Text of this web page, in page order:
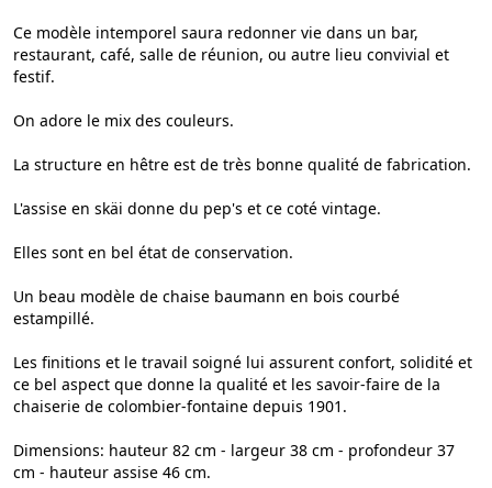
Ce modèle intemporel saura redonner vie dans un bar,
restaurant, café, salle de réunion, ou autre lieu convivial et
festif.
On adore le mix des couleurs.
La structure en hêtre est de très bonne qualité de fabrication.
L'assise en skäi donne du pep's et ce coté vintage.
Elles sont en bel état de conservation.
Un beau modèle de chaise baumann en bois courbé
estampillé.
Les finitions et le travail soigné lui assurent confort, solidité et
ce bel aspect que donne la qualité et les savoir-faire de la
chaiserie de colombier-fontaine depuis 1901.
Dimensions: hauteur 82 cm - largeur 38 cm - profondeur 37
cm - hauteur assise 46 cm.